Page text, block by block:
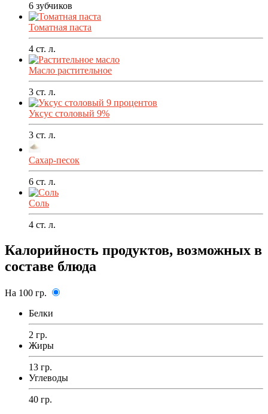
6 зубчиков
Томатная паста
4 ст. л.
Масло растительное
3 ст. л.
Уксус столовый 9%
3 ст. л.
Сахар-песок
6 ст. л.
Соль
4 ст. л.
Калорийность продуктов, возможных в
составе блюда
На 100 гр.
Белки
2 гр.
Жиры
13 гр.
Углеводы
40 гр.